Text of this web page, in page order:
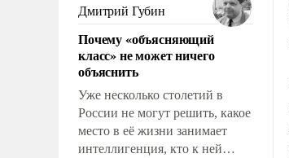
Дмитрий Губин
Почему «объясняющий
класс» не может ничего
объяснить
Уже несколько столетий в
России не могут решить, какое
место в её жизни занимает
интеллигенция, кто к ней